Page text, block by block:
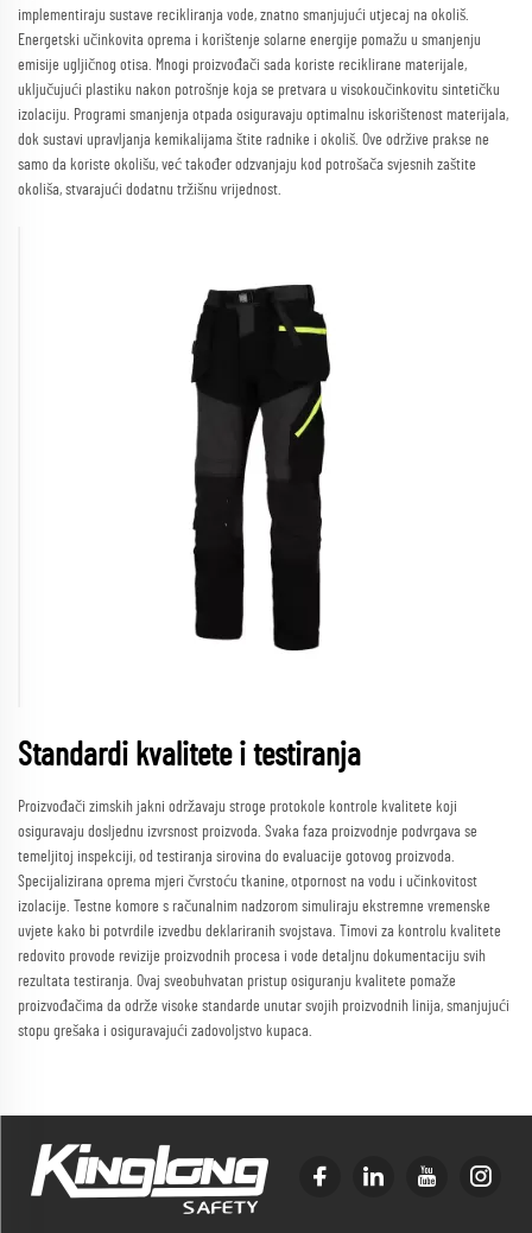
implementiraju sustave recikliranja vode, znatno smanjujući utjecaj na okoliš.
Energetski učinkovita oprema i korištenje solarne energije pomažu u smanjenju
emisije ugljičnog otisa. Mnogi proizvođači sada koriste reciklirane materijale,
uključujući plastiku nakon potrošnje koja se pretvara u visokoučinkovitu sintetičku
izolaciju. Programi smanjenja otpada osiguravaju optimalnu iskorištenost materijala,
dok sustavi upravljanja kemikalijama štite radnike i okoliš. Ove održive prakse ne
samo da koriste okolišu, već također odzvanjaju kod potrošača svjesnih zaštite
okoliša, stvarajući dodatnu tržišnu vrijednost.
Standardi kvalitete i testiranja
Proizvođači zimskih jakni održavaju stroge protokole kontrole kvalitete koji
osiguravaju dosljednu izvrsnost proizvoda. Svaka faza proizvodnje podvrgava se
temeljitoj inspekciji, od testiranja sirovina do evaluacije gotovog proizvoda.
Specijalizirana oprema mjeri čvrstoću tkanine, otpornost na vodu i učinkovitost
izolacije. Testne komore s računalnim nadzorom simuliraju ekstremne vremenske
uvjete kako bi potvrdile izvedbu deklariranih svojstava. Timovi za kontrolu kvalitete
redovito provode revizije proizvodnih procesa i vode detaljnu dokumentaciju svih
rezultata testiranja. Ovaj sveobuhvatan pristup osiguranju kvalitete pomaže
proizvođačima da održe visoke standarde unutar svojih proizvodnih linija, smanjujući
stopu grešaka i osiguravajući zadovoljstvo kupaca.